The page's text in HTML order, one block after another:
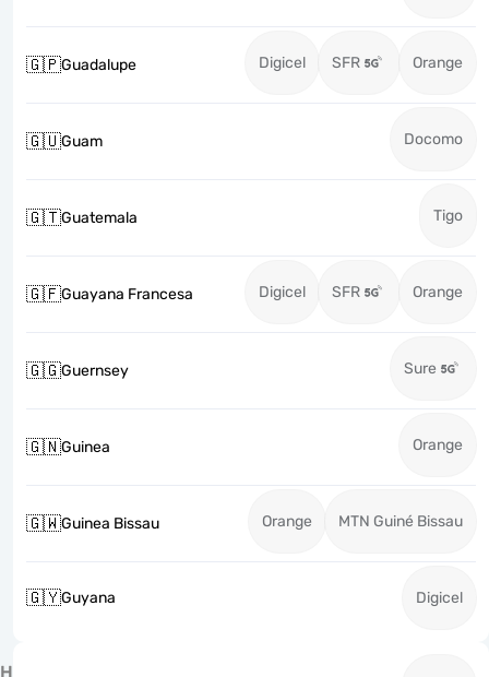
🇬🇵Guadalupe Digicel SFR Orange
🇬🇺Guam Docomo
🇬🇹Guatemala Tigo
🇬🇫Guayana Francesa Digicel SFR Orange
🇬🇬Guernsey Sure
🇬🇳Guinea Orange
🇬🇼Guinea Bissau Orange MTN Guiné Bissau
🇬🇾Guyana Digicel
H